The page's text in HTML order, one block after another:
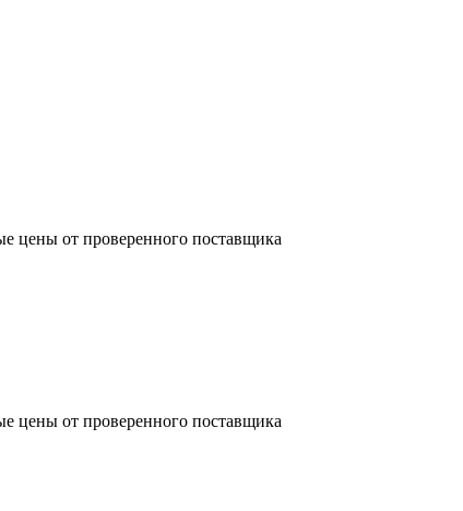
цены от проверенного поставщика
цены от проверенного поставщика